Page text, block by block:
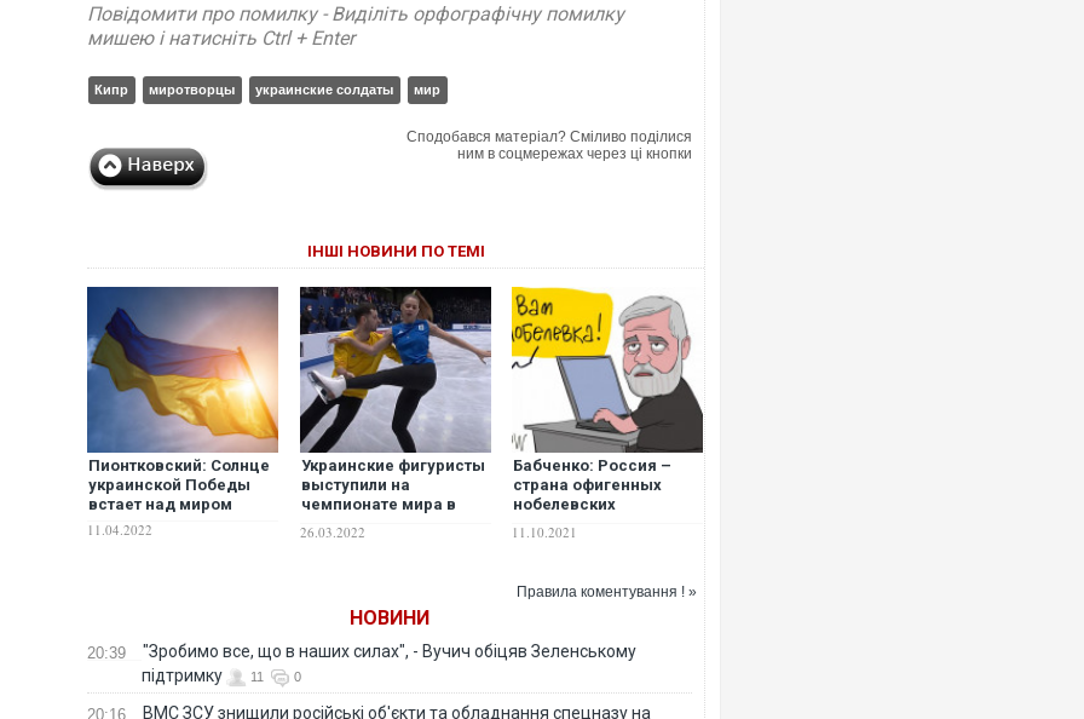
Повідомити про помилку - Виділіть орфографічну помилку
мишею і натисніть Ctrl + Enter
Кипр миротворцы украинские солдаты мир
Сподобався матеріал? Сміливо поділися
ним в соцмережах через ці кнопки
ІНШІ НОВИНИ ПО ТЕМІ
Пионтковский: Солнце
украинской Победы
встает над миром
11.04.2022
Украинские фигуристы
выступили на
чемпионате мира в
костюмах: еще
26.03.2022
Бабченко: Россия –
страна офигенных
нобелевских
11.10.2021
Правила коментування ! »
НОВИНИ
20:39
"Зробимо все, що в наших силах", - Вучич обіцяв Зеленському
підтримку
11 0
20:16 ВМС ЗСУ знищили російські об'єкти та обладнання спецназу на